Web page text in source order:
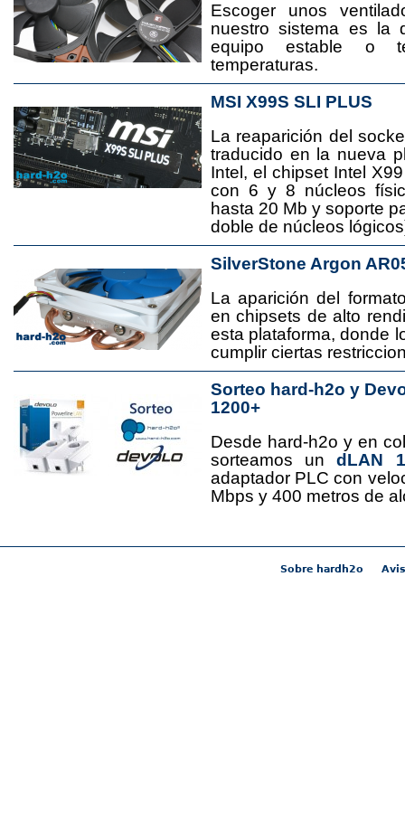
Escoger unos
nuestro sistema es la
equipo estable o
temperaturas.
MSI X99S SLI PLUS
La reaparición del
traducido en la nueva
Intel, el chipset Intel
con 6 y 8 núcleos
hasta 20 Mb y soporte
doble de núcleos
SilverStone Argon
La aparición del
en chipsets de alto
esta plataforma, donde
cumplir ciertas
Sorteo hard-h2o y
1200+
Desde hard-h2o y en
sorteamos undLAN
adaptador PLC con
Mbps y 400 metros de
Sobre hardh2o